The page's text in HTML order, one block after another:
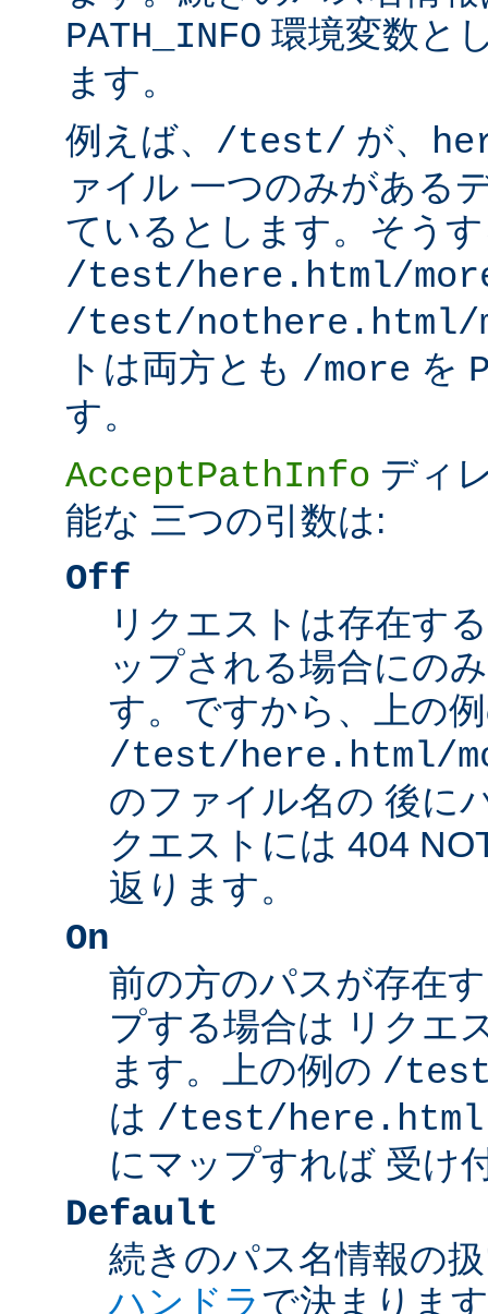
PATH_INFO 環境変数と
ます。
例えば、 /test/ が、
ァイル 一つのみがある
ているとします。そう
/test/here.html/
/test/nothere.html/
トは両方とも /more を
す。
AcceptPathInfo ディ
能な 三つの引数は:
Off
リクエストは存在す
ップされる場合にの
す。ですから、上の
/test/here.html/
のファイル名の 後に
クエストには 404
返ります。
On
前の方のパスが存在
プする場合は リクエ
ます。上の例の /
は /test/here.html
にマップすれば 受け
Default
続きのパス名情報の
ハンドラで決まりま